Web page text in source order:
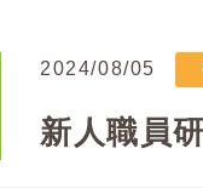
2024/08/05
新人職員